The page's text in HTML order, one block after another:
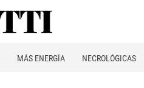
MÁS ENERGÍA NECROLÓGICAS